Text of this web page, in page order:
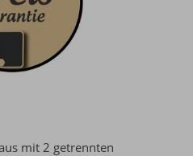
mit 2 getrennten